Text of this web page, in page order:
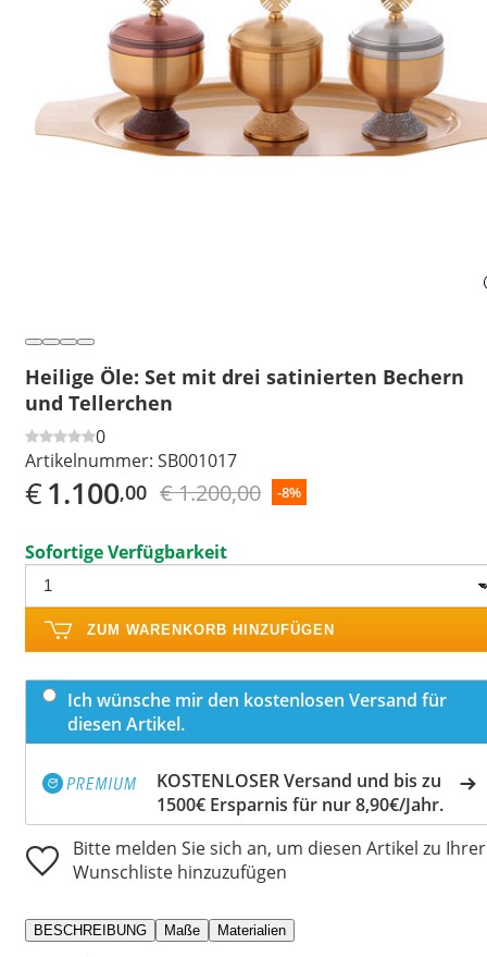
Heilige Öle: Set mit drei satinierten Bechern
und Tellerchen
0
Artikelnummer: SB001017
€1.100,00 € 1.200,00 -8%
Sofortige Verfügbarkeit
ZUM WARENKORB HINZUFÜGEN
Ich wünsche mir den kostenlosen Versand für
diesen Artikel.
KOSTENLOSER Versand und bis zu
1500€ Ersparnis für nur 8,90€/Jahr.
Bitte melden Sie sich an, um diesen Artikel zu Ihrer
Wunschliste hinzuzufügen
BESCHREIBUNG Maße Materialien